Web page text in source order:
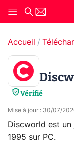
Accueil
Vérifié
Mise à jour : 30/07/
Discworld est
1995 sur PC.